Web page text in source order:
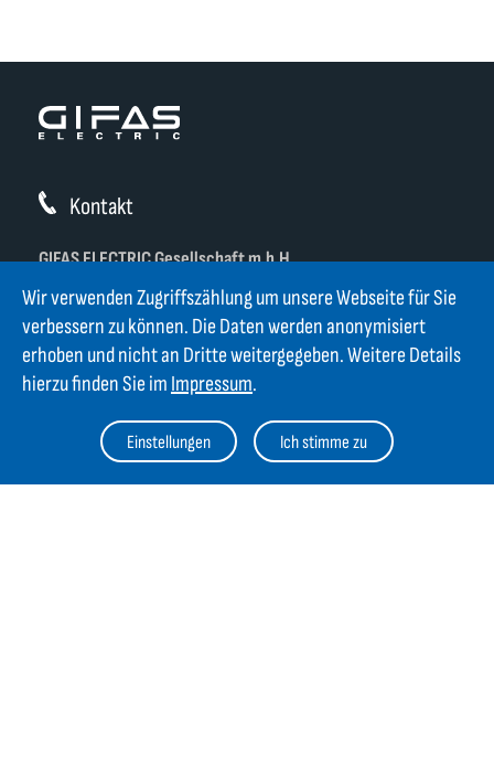
Kontakt
GIFAS ELECTRIC Gesellschaft m.b.H.
AT-5301 Eugendorf
AT
+43 6225 / 7191-0
DE
+49 8654 404 2000
verkauf@gifas.at
Newsletter
Wir verwenden Zugriffszählung um unsere Webseite für Sie
verbessern zu können. Die Daten werden anonymisiert
erhoben und nicht an Dritte weitergegeben. Weitere Details
hierzu finden Sie im Impressum.
Einstellungen Ich stimme zu